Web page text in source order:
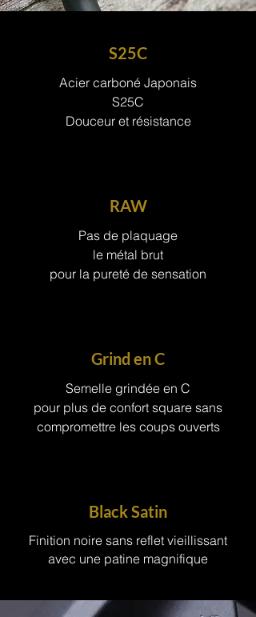
S25C
Acier carboné Japonais
S25C
Douceur et résistance
RAW
Pas de plaquage
le métal brut
pour la pureté de sensation
Grind en C
Semelle grindée en C
pour plus de confort square sans
compromettre les coups ouverts
Black Satin
Finition noire sans reflet vieillissant
avec une patine magnifique